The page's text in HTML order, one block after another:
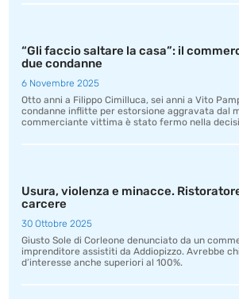
“Gli faccio saltare la casa”: il
due condanne
6 Novembre 2025
Otto anni a Filippo Cimilluca, sei anni a Vito
condanne inflitte per estorsione aggravata dal
commerciante vittima è stato fermo nella
Usura, violenza e minacce.
carcere
30 Ottobre 2025
Giusto Sole di Corleone denunciato da un
imprenditore assistiti da Addiopizzo. Avrebbe
d’interesse anche superiori al 100%.